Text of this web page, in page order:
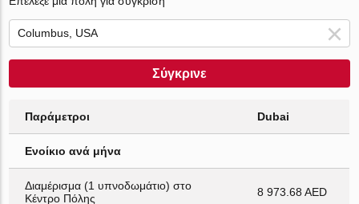
Σύγκρινε
Παράμετροι Dubai
Ενοίκιο ανά μήνα
Διαμέρισμα (1 υπνοδωμάτιο) στο
Κέντρο Πόλης
8 973.68 AED